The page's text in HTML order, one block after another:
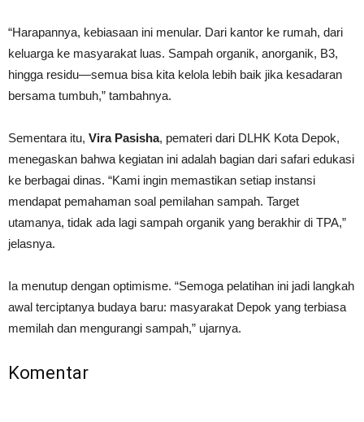
“Harapannya, kebiasaan ini menular. Dari kantor ke rumah, dari
keluarga ke masyarakat luas. Sampah organik, anorganik, B3,
hingga residu—semua bisa kita kelola lebih baik jika kesadaran
bersama tumbuh,” tambahnya.
Sementara itu, Vira Pasisha, pemateri dari DLHK Kota Depok,
menegaskan bahwa kegiatan ini adalah bagian dari safari edukasi
ke berbagai dinas. “Kami ingin memastikan setiap instansi
mendapat pemahaman soal pemilahan sampah. Target
utamanya, tidak ada lagi sampah organik yang berakhir di TPA,”
jelasnya.
Ia menutup dengan optimisme. “Semoga pelatihan ini jadi langkah
awal terciptanya budaya baru: masyarakat Depok yang terbiasa
memilah dan mengurangi sampah,” ujarnya.
Komentar